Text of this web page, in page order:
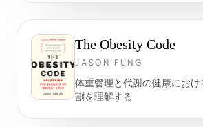
The Obesity Code
JASON FUNG
体重管理と代謝の健康におけ
割を理解する